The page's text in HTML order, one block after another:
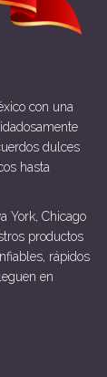
con una
dulces
hasta
York, Chicago
productos
rápidos
en